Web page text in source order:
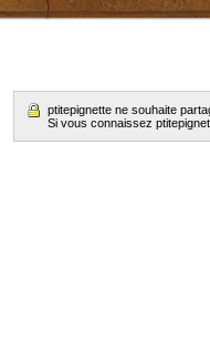
ptitepignette ne souhaite
Si vous connaissez